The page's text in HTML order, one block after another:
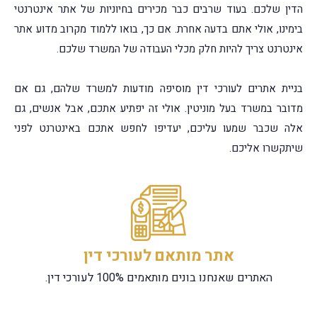
הדין שלכם. בעוד שרבים כבר מכירים בחיוניות של אתר אינטרנטי
בימינו, אולי אתם בדעה אחרת. אם כך, בואו ללמוד מקרוב מדוע אתר
אינטרנט צריך להיות חלק מכלי העבודה של המשרד שלכם.
בניית אתרים לעורכי דין מוסיפה מודעות למשרד שלהם, גם אם
מדובר במשרד בעל מוניטין. אולי זה יפתיע אתכם, אבל אנשים, גם
אלה שכבר שמעו עליכם, יעדיפו לחפש אתכם באינטרנט לפני
שיתקשרו אליכם.
אתר מותאם לעורכי דין
האתרים שאנחנו בונים מותאמים 100% לעורכי דין.